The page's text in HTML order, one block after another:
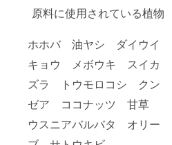
原料に使用されている植物
ホホバ 油ヤシ ダイウイ
キョウ メボウキ スイカ
ズラ トウモロコシ クン
ゼア ココナッツ 甘草
ウスニアバルバタ オリー